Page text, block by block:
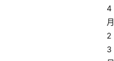
4
月
2
3